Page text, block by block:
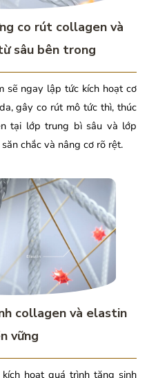
co rút collagen và
sâu bên trong
sẽ ngay lập tức kích hoạt cơ
gây co rút mô tức thì, thúc
tại lớp trung bì sâu và lớp
chắc và nâng cơ rõ rệt.
collagen và elastin
vững
hoạt quá trình tăng sinh